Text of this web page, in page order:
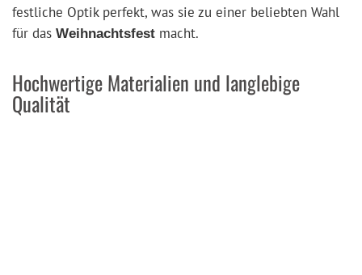
festliche Optik perfekt, was sie zu einer beliebten Wahl
für das Weihnachtsfest macht.
Hochwertige Materialien und langlebige
Qualität